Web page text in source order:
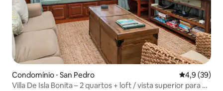
Condomínio ⋅ San Pedro 4,9 de uma
4,9 (39)
Villa De Isla Bonita – 2 quartos + loft / vista superior para o